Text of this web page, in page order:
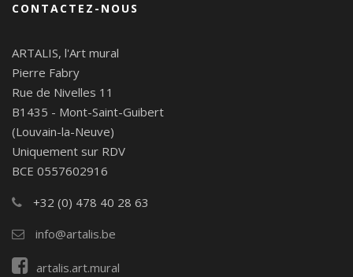
CONTACTEZ-NOUS
ARTALIS, l'Art mural
Pierre Fabry
Rue de Nivelles 11
B1435 - Mont-Saint-Guibert
(Louvain-la-Neuve)
Uniquement sur RDV
BCE 0557602916
+32 (0) 478 40 28 63
info@artalis.be
artalis.art.mural